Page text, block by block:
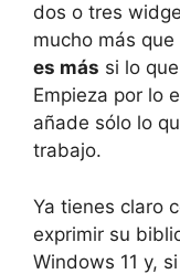
dos o tres
mucho más
es más si lo
Empieza por lo
añade sólo lo
trabajo.
Ya tienes claro
exprimir su
Windows 11 y,